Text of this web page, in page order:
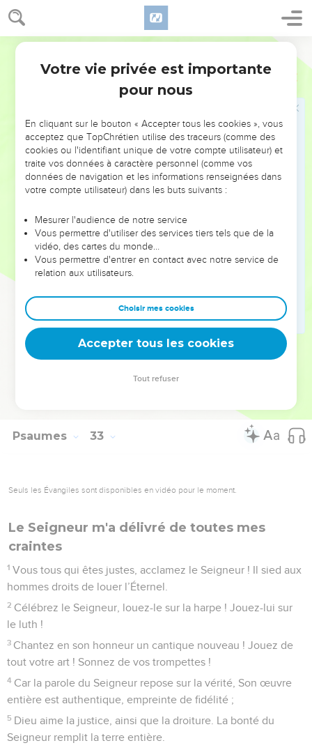
Psaumes 32
4 Ta main s’appesantissait sur moi le jour et la nuit, Ma force
se desséchait comme l’herbe en plein été.
Je t’ai confessé ma faute, je n’ai plus caché mes torts, J’ai
dit : « J’avouerai à Dieu les péchés que j’ai commis ». Alors,
grandes eaux déferlent, leurs flots ne l’atteindront pas.
Seigneur, tu es mon refuge, tu me gardes de l’angoisse. Tu
m’environnes de joie et de chants de délivrance.
Tu as dit : « Je vais t’instruire et t’indiquer Le chemin que tu
devras emprunter, Je serai ton conseiller, mes yeux
Ne soyez pas entêtés comme un cheval, Un mulet
dépourvu d’intelligence dont il faut dompter la fougue Par la
bride et par le mors pour qu’ils ne t’approchent pas.
méchant, Mais ceux qui comptent sur Dieu sont entourés de
sa grâce.
Justes, réjouissez-vous et chantez votre allégresse, Vous
qui êtes droits de cœur : le Seigneur soit votre joie !
Psaumes 33
Seuls les Évangiles sont disponibles en vidéo pour le moment.
Le Seigneur m'a délivré de toutes mes
craintes
1 Vous tous qui êtes justes, acclamez le Seigneur ! Il sied aux
hommes droits de louer l’Éternel.
2 Célébrez le Seigneur, louez-le sur la harpe ! Jouez-lui sur
le luth !
3 Chantez en son honneur un cantique nouveau ! Jouez de
tout votre art ! Sonnez de vos trompettes !
4 Car la parole du Seigneur repose sur la vérité, Son œuvre
entière est authentique, empreinte de fidélité ;
5 Dieu aime la justice, ainsi que la droiture. La bonté du
Seigneur remplit la terre entière.
Votre vie privée est importante
pour nous
En cliquant sur le bouton « Accepter tous les cookies », vous
acceptez que TopChrétien utilise des traceurs (comme des
cookies ou l'identifiant unique de votre compte utilisateur) et
traite vos données à caractère personnel (comme vos
données de navigation et les informations renseignées dans
votre compte utilisateur) dans les buts suivants :
Mesurer l'audience de notre service
Vous permettre d'utiliser des services tiers tels que de la
vidéo, des cartes du monde…
Vous permettre d'entrer en contact avec notre service de
relation aux utilisateurs.
Choisir mes cookies
Accepter tous les cookies
Tout refuser